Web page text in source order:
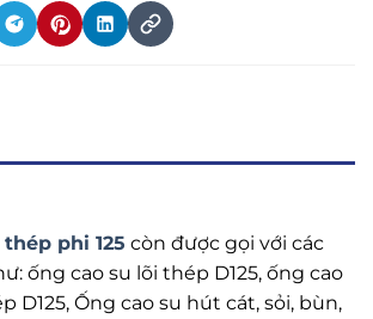
phi 125 còn được gọi với các
ống cao su lõi thép D125, ống cao
D125, Ống cao su hút cát, sỏi, bùn,